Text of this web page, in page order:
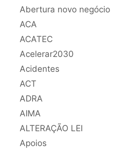
Abertura novo negócio
ACA
ACATEC
Acelerar2030
Acidentes
ACT
ADRA
AIMA
ALTERAÇÃO LEI
Apoios